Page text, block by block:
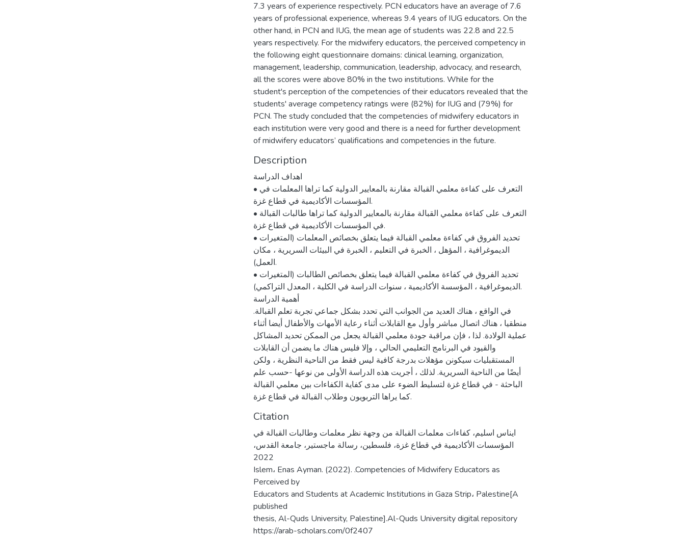
7.3 years of experience respectively. PCN educators have an average of 7.6
years of professional experience, whereas 9.4 years of IUG educators. On the
other hand, in PCN and IUG, the mean age of students was 22.8 and 22.5
years respectively. For the midwifery educators, the perceived competency in
the following eight questionnaire domains: clinical learning, organization,
management, leadership, communication, leadership, advocacy, and research,
all the scores were above 80% in the two institutions. While for the
student's perception of the competencies of their educators revealed that the
students' average competency ratings were (82%) for IUG and (79%) for
PCN. The study concluded that the competencies of midwifery educators in
each institution were very good and there is a need for further development
of midwifery educators’ qualifications and competencies in the future.
Description
اهداف الدراسة
• التعرف على كفاءة معلمي القبالة مقارنة بالمعايير الدولية كما تراها المعلمات في
المؤسسات الأكاديمية في قطاع غزة.
• التعرف على كفاءة معلمي القبالة مقارنة بالمعايير الدولية كما تراها طالبات القبالة
في المؤسسات الأكاديمية في قطاع غزة.
• تحديد الفروق في كفاءة معلمي القبالة فيما يتعلق بخصائص المعلمات (المتغيرات
الديموغرافية ، المؤهل ، الخبرة في التعليم ، الخبرة في البيئات السريرية ، مكان
العمل).
• تحديد الفروق في كفاءة معلمي القبالة فيما يتعلق بخصائص الطالبات (المتغيرات
الديموغرافية ، المؤسسة الأكاديمية ، سنوات الدراسة في الكلية ، المعدل التراكمي).
أهمية الدراسة
في الواقع ، هناك العديد من الجوانب التي تحدد بشكل جماعي تجربة تعلم القبالة.
منطقيا ، هناك اتصال مباشر وأول مع القابلات أثناء رعاية الأمهات والأطفال أيضا أثناء
عملية الولادة. لذا ، فإن مراقبة جودة معلمي القبالة يجعل من الممكن تحديد المشاكل
والقيود في البرنامج التعليمي الحالي ، وإلا فليس هناك ما يضمن أن القابلات
المستقبليات سيكونن مؤهلات بدرجة كافية ليس فقط من الناحية النظرية ، ولكن
أيضًا من الناحية السريرية. لذلك ، أجريت هذه الدراسة الأولى من نوعها -حسب علم
الباحثة - في قطاع غزة لتسليط الضوء على مدى كفاية الكفاءات بين معلمي القبالة
كما يراها التربويون وطلاب القبالة في قطاع غزة.
Citation
ايناس اسليم، كفاءات معلمات القبالة من وجهة نظر معلمات وطالبات القبالة في
المؤسسات الأكاديمية في قطاع غزة، فلسطين، رسالة ماجستير، جامعة القدس،
2022
Islem، Enas Ayman. (2022). .Competencies of Midwifery Educators as
Perceived by
Educators and Students at Academic Institutions in Gaza Strip، Palestine[A
published
thesis, Al-Quds University, Palestine].Al-Quds University digital repository
https://arab-scholars.com/0f2407